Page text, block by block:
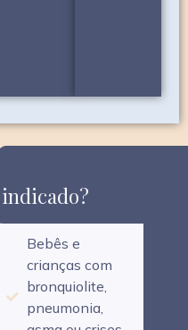
Bebês e
crianças com
bronquiolite,
pneumonia,